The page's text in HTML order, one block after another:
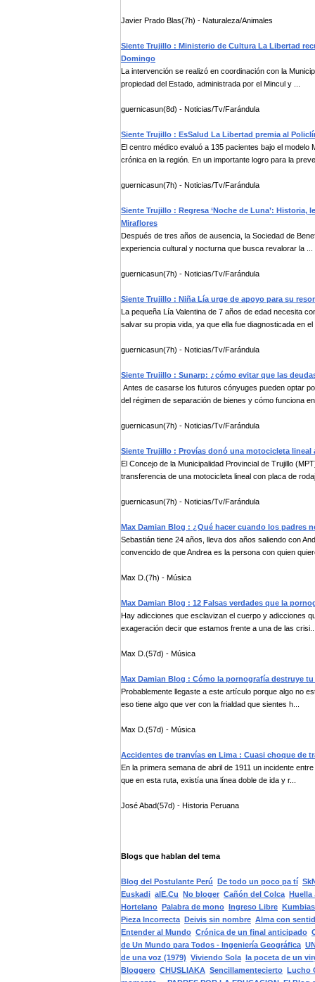
Javier Prado Blas(7h) - Naturaleza/Animales
Siente Trujillo : Ministerio de Cultura La Libertad
Domingo
La intervención se realizó en coordinación con la
propiedad del Estado, administrada por el Mincul y ...
guernicasun(8d) - Noticias/Tv/Farándula
Siente Trujillo : EsSalud La Libertad premia al
El centro médico evaluó a 135 pacientes bajo el
crónica en la región. En un importante logro para la
guernicasun(7h) - Noticias/Tv/Farándula
Siente Trujillo : Regresa ‘Noche de Luna’:
Miraflores
Después de tres años de ausencia, la Sociedad de
experiencia cultural y nocturna que busca revalorar la ...
guernicasun(7h) - Noticias/Tv/Farándula
Siente Trujillo : Niña Lía urge de apoyo para su
La pequeña Lía Valentina de 7 años de edad necesita
salvar su propia vida, ya que ella fue diagnosticada en el
guernicasun(7h) - Noticias/Tv/Farándula
Siente Trujillo : Sunarp: ¿cómo evitar que las
Antes de casarse los futuros cónyuges pueden optar
del régimen de separación de bienes y cómo funciona
guernicasun(7h) - Noticias/Tv/Farándula
Siente Trujillo : Provías donó una motocicleta lineal
El Concejo de la Municipalidad Provincial de Trujillo
transferencia de una motocicleta lineal con placa de
guernicasun(7h) - Noticias/Tv/Farándula
Max Damian Blog : ¿Qué hacer cuando los padres
Sebastián tiene 24 años, lleva dos años saliendo con
convencido de que Andrea es la persona con quien
Max D.(7h) - Música
Max Damian Blog : 12 Falsas verdades que la
Hay adicciones que esclavizan el cuerpo y adicciones
exageración decir que estamos frente a una de las
Max D.(57d) - Música
Max Damian Blog : Cómo la pornografía destruye
Probablemente llegaste a este artículo porque algo no
eso tiene algo que ver con la frialdad que sientes h...
Max D.(57d) - Música
Accidentes de tranvías en Lima : Cuasi choque de
En la primera semana de abril de 1911 un incidente
que en esta ruta, existía una línea doble de ida y r...
José Abad(57d) - Historia Peruana
Blogs que hablan del tema
Blog del Postulante Perú De todo un poco pa tí
Euskadi alE.Cu No bloger Cañón del Colca Huella
Hortelano Palabra de mono Ingreso Libre Kumbias
Pieza Incorrecta Deivis sin nombre Alma con
Entender al Mundo Crónica de un final anticipado
de Un Mundo para Todos - Ingeniería Geográfica
de una voz (1979) Viviendo Sola la poceta de un
Bloggero CHUSLIAKA Sencillamentecierto Lucho